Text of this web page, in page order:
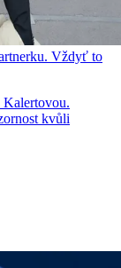
Vždyť to
Kalertovou.
kvůli